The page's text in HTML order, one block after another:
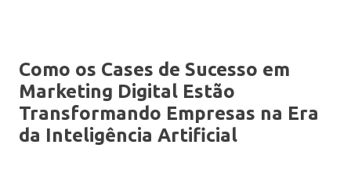
Como os Cases de Sucesso em
Marketing Digital Estão
Transformando Empresas na Era
da Inteligência Artificial